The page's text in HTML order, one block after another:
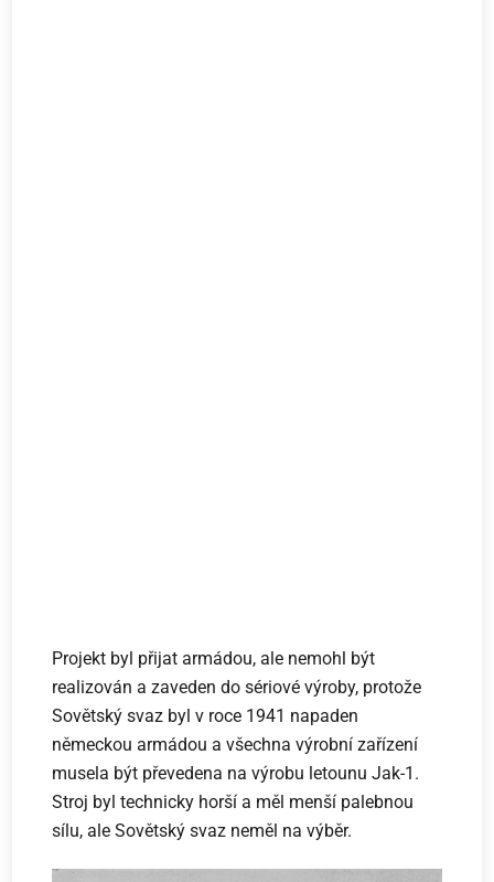
Projekt byl přijat armádou, ale nemohl být
realizován a zaveden do sériové výroby, protože
Sovětský svaz byl v roce 1941 napaden
německou armádou a všechna výrobní zařízení
musela být převedena na výrobu letounu Jak-1.
Stroj byl technicky horší a měl menší palebnou
sílu, ale Sovětský svaz neměl na výběr.